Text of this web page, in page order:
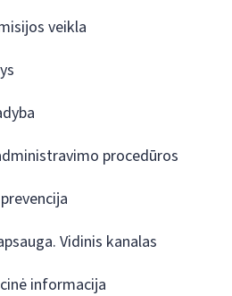
veikla
procedūros
Vidinis kanalas
informacija